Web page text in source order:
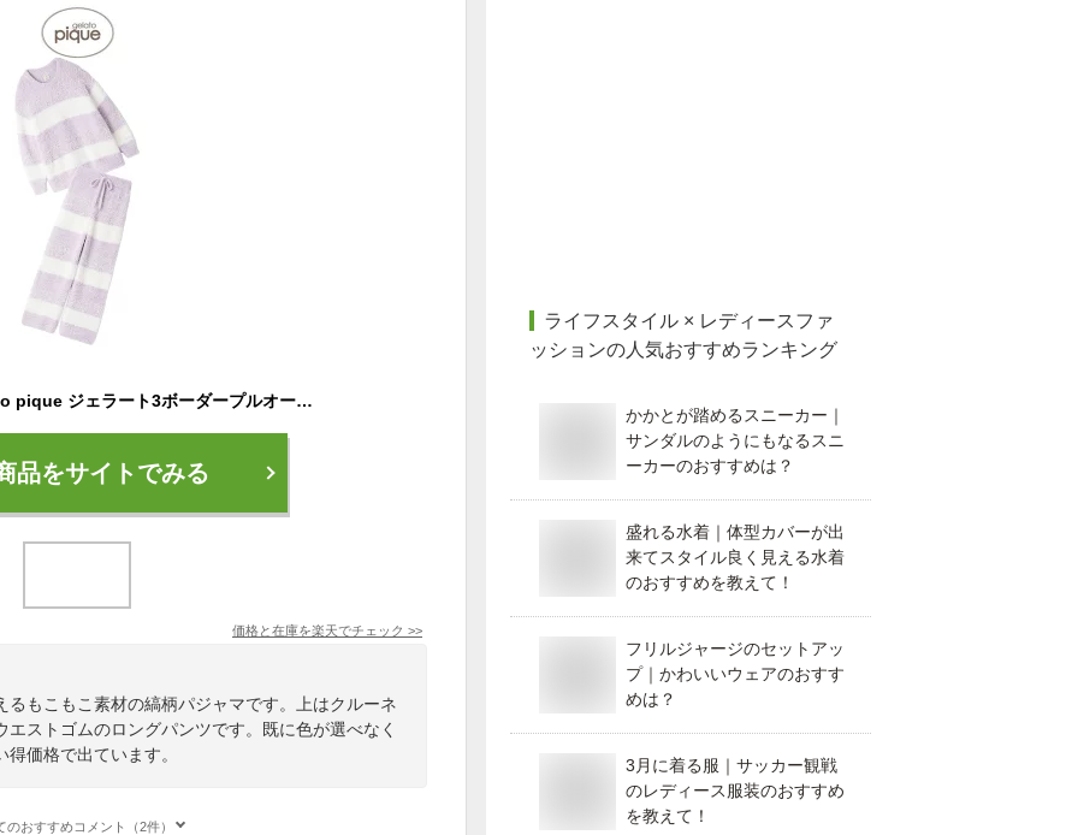
ジェラートピケ gelato pique ジェラート3ボーダープルオーバー&ロングパンツ pwnt255024set pwnp255023 ジェラピケ ルームウェア 上下セット 部屋着 パジャマ レディース 2025冬 ギフト プレゼントにおすすめ セレクト雑貨ムー【P10】
品をサイトでみる
価格と在庫を楽天でチェック >>
るもこもこ素材の縞柄パジャマです。上はクルーネ
ストゴムのロングパンツです。既に色が選べなく
価格で出ています。
のおすすめコメント（2件）
ライフスタイル × レディースファ
ッションの人気おすすめランキング
かかとが踏めるスニーカー｜
サンダルのようにもなるスニ
ーカーのおすすめは？
盛れる水着｜体型カバーが出
来てスタイル良く見える水着
のおすすめを教えて！
フリルジャージのセットアッ
プ｜かわいいウェアのおすす
めは？
3月に着る服｜サッカー観戦
のレディース服装のおすすめ
を教えて！